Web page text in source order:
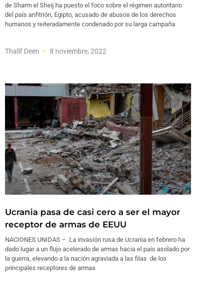
de Sharm el Sheij ha puesto el foco sobre el régimen autoritario
del país anfitrión, Egipto, acusado de abusos de los derechos
humanos y reiteradamente condenado por su larga campaña
Thalif Deen 8 noviembre, 2022
Ucrania pasa de casi cero a ser el mayor
receptor de armas de EEUU
NACIONES UNIDAS – La invasión rusa de Ucrania en febrero ha
dado lugar a un flujo acelerado de armas hacia el país asolado por
la guerra, elevando a la nación agraviada a las filas de los
principales receptores de armas